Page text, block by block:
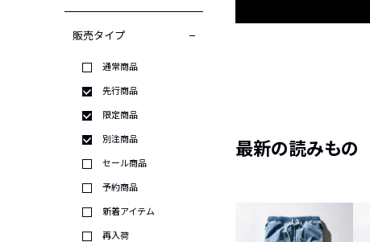
販売タイプ
通常商品
先行商品
限定商品
別注商品
セール商品
予約商品
新着アイテム
再入荷
最新の読みもの